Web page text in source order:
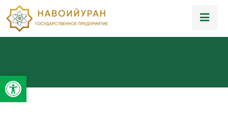
Открыть панель инструментов